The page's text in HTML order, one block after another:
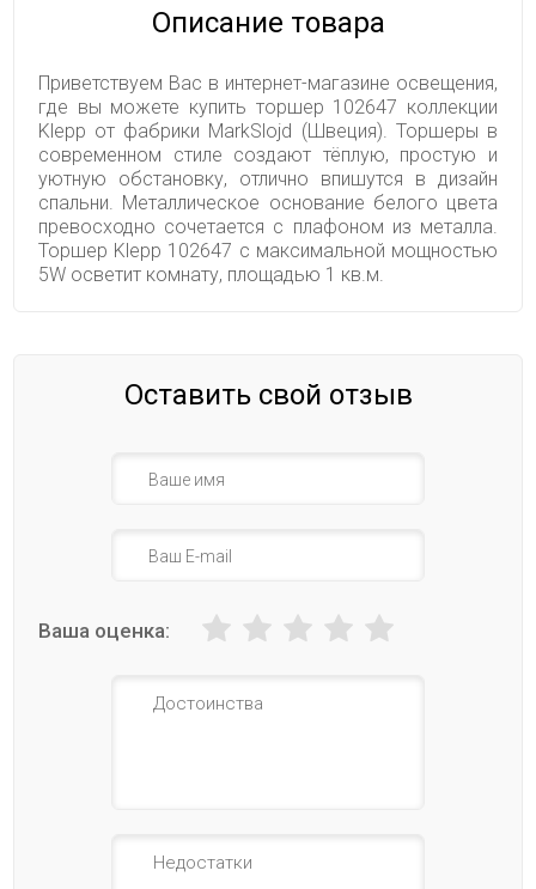
Описание товара
Приветствуем Вас в интернет-магазине освещения,
где вы можете купить торшер 102647 коллекции
Klepp от фабрики MarkSlojd (Швеция). Торшеры в
современном стиле создают тёплую, простую и
уютную обстановку, отлично впишутся в дизайн
спальни. Металлическое основание белого цвета
превосходно сочетается с плафоном из металла.
Торшер Klepp 102647 с максимальной мощностью
5W осветит комнату, площадью 1 кв.м.
Оставить свой отзыв
Ваша оценка: